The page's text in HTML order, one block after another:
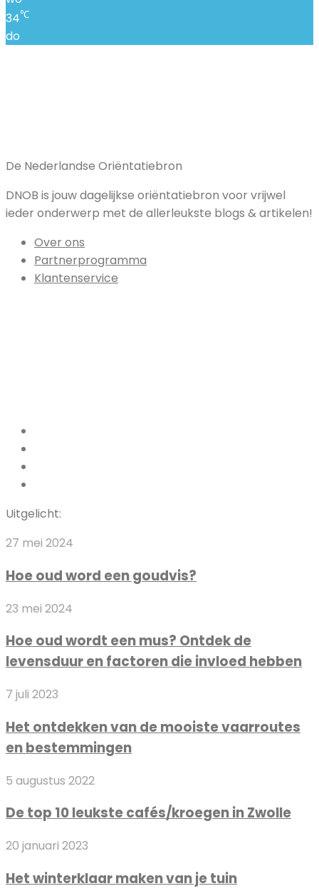
34℃
do
De Nederlandse Oriëntatiebron
DNOB is jouw dagelijkse oriëntatiebron voor vrijwel
ieder onderwerp met de allerleukste blogs & artikelen!
Over ons
Partnerprogramma
Klantenservice
Uitgelicht:
Hoe
word
goudvis?
27 mei 2024
Hoe oud word een goudvis?
Hoe
wordt
een
Ontdek
levensduur
en
die
invloed
hebben
23 mei 2024
Hoe oud wordt een mus? Ontdek de
levensduur en factoren die invloed hebben
Het
van
de
vaarroutes
bestemmingen
7 juli 2023
Het ontdekken van de mooiste vaarroutes
en bestemmingen
De
10
cafés/kroegen
in
Zwolle
5 augustus 2022
De top 10 leukste cafés/kroegen in Zwolle
Het
maken
20 januari 2023
Het winterklaar maken van je tuin